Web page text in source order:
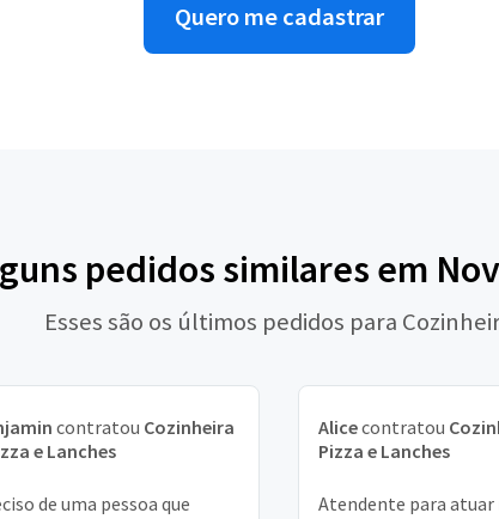
Quero me cadastrar
pedidos similares em
Esses são os últimos pedidos para
contratou Cozinheira
e Lanches
de uma pessoa que
Alicecontratou
Pizza e Lanches
Atendente para